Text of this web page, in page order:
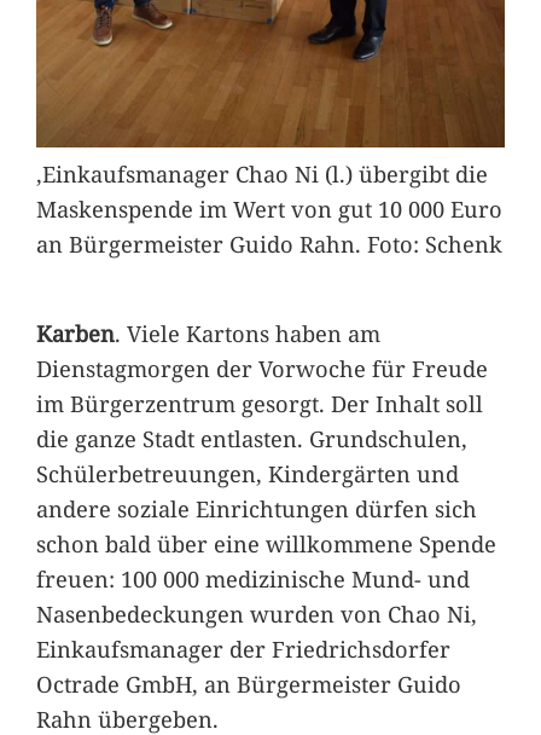
,Einkaufsmanager Chao Ni (l.) übergibt die
Maskenspende im Wert von gut 10 000 Euro
an Bürgermeister Guido Rahn. Foto: Schenk
Karben. Viele Kartons haben am
Dienstagmorgen der Vorwoche für Freude
im Bürgerzentrum gesorgt. Der Inhalt soll
die ganze Stadt entlasten. Grundschulen,
Schülerbetreuungen, Kindergärten und
andere soziale Einrichtungen dürfen sich
schon bald über eine willkommene Spende
freuen: 100 000 medizinische Mund- und
Nasenbedeckungen wurden von Chao Ni,
Einkaufsmanager der Friedrichsdorfer
Octrade GmbH, an Bürgermeister Guido
Rahn übergeben.